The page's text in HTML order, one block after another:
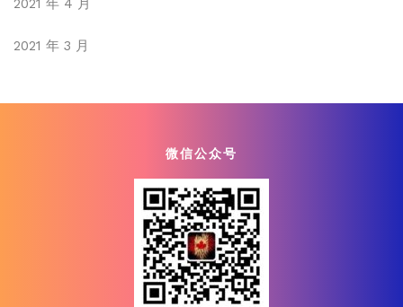
2021 年 4 月
2021 年 3 月
微信公众号